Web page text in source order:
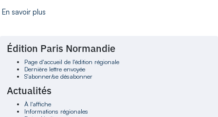
En savoir plus
Édition Paris Normandie
Page d'accueil de l'édition régionale
Dernière lettre envoyée
S'abonner/se désabonner
Actualités
À l'affiche
Informations régionales